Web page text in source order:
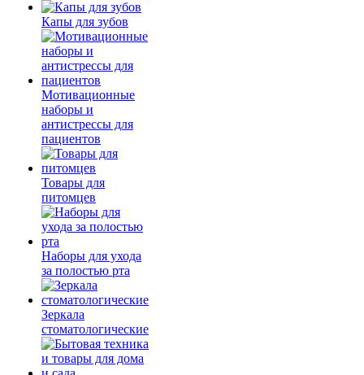
Капы для зубов
Мотивационные
наборы и
антистрессы для
пациентов
Товары для
питомцев
Наборы для ухода
за полостью рта
Зеркала
стоматологические